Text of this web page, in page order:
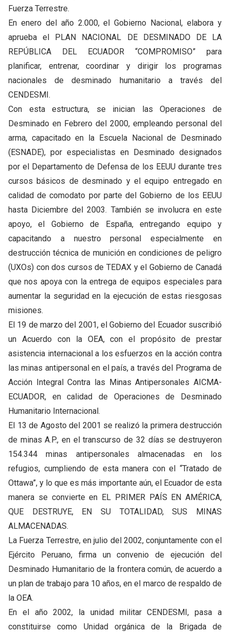
Fuerza Terrestre.
En enero del año 2.000, el Gobierno Nacional, elabora y
aprueba el PLAN NACIONAL DE DESMINADO DE LA
REPÚBLICA DEL ECUADOR “COMPROMISO” para
planificar, entrenar, coordinar y dirigir los programas
nacionales de desminado humanitario a través del
CENDESMI.
Con esta estructura, se inician las Operaciones de
Desminado en Febrero del 2000, empleando personal del
arma, capacitado en la Escuela Nacional de Desminado
(ESNADE), por especialistas en Desminado designados
por el Departamento de Defensa de los EEUU durante tres
cursos básicos de desminado y el equipo entregado en
calidad de comodato por parte del Gobierno de los EEUU
hasta Diciembre del 2003. También se involucra en este
apoyo, el Gobierno de España, entregando equipo y
capacitando a nuestro personal especialmente en
destrucción técnica de munición en condiciones de peligro
(UXOs) con dos cursos de TEDAX y el Gobierno de Canadá
que nos apoya con la entrega de equipos especiales para
aumentar la seguridad en la ejecución de estas riesgosas
misiones.
El 19 de marzo del 2001, el Gobierno del Ecuador suscribió
un Acuerdo con la OEA, con el propósito de prestar
asistencia internacional a los esfuerzos en la acción contra
las minas antipersonal en el país, a través del Programa de
Acción Integral Contra las Minas Antipersonales AICMA-
ECUADOR, en calidad de Operaciones de Desminado
Humanitario Internacional.
El 13 de Agosto del 2001 se realizó la primera destrucción
de minas A.P., en el transcurso de 32 días se destruyeron
154.344 minas antipersonales almacenadas en los
refugios, cumpliendo de esta manera con el “Tratado de
Ottawa”, y lo que es más importante aún, el Ecuador de esta
manera se convierte en EL PRIMER PAÍS EN AMÉRICA,
QUE DESTRUYE, EN SU TOTALIDAD, SUS MINAS
ALMACENADAS.
La Fuerza Terrestre, en julio del 2002, conjuntamente con el
Ejército Peruano, firma un convenio de ejecución del
Desminado Humanitario de la frontera común, de acuerdo a
un plan de trabajo para 10 años, en el marco de respaldo de
la OEA.
En el año 2002, la unidad militar CENDESMI, pasa a
constituirse como Unidad orgánica de la Brigada de